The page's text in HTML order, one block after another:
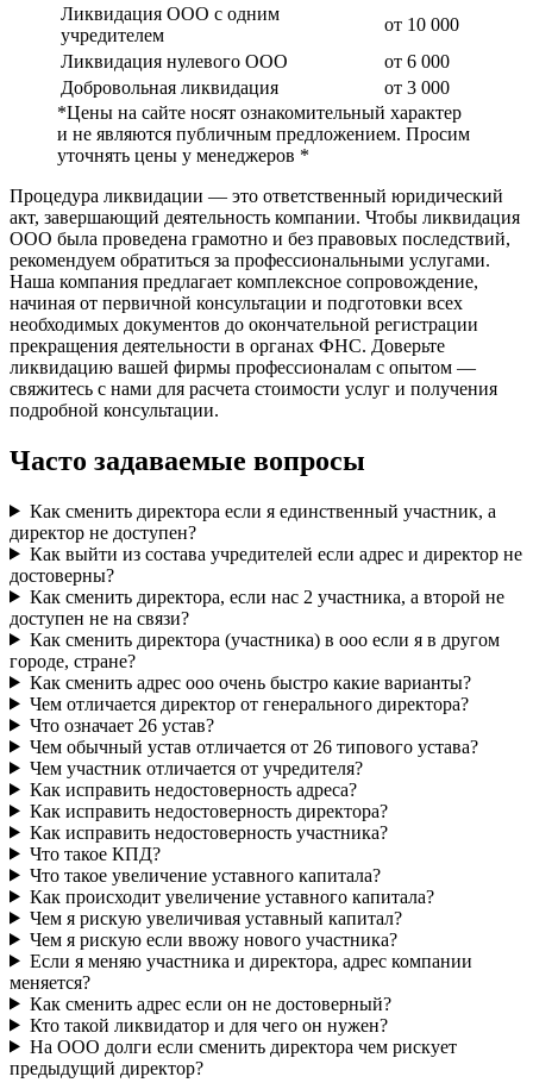
Ликвидация ООО с одним
учредителем
от 10 000
Ликвидация нулевого ООО
от 6 000
Добровольная ликвидация
от 3 000
*Цены на сайте носят ознакомительный характер
и не являются публичным предложением. Просим
уточнять цены у менеджеров *
Процедура ликвидации — это ответственный юридический
акт, завершающий деятельность компании. Чтобы ликвидация
ООО была проведена грамотно и без правовых последствий,
рекомендуем обратиться за профессиональными услугами.
Наша компания предлагает комплексное сопровождение,
начиная от первичной консультации и подготовки всех
необходимых документов до окончательной регистрации
прекращения деятельности в органах ФНС. Доверьте
ликвидацию вашей фирмы профессионалам с опытом —
свяжитесь с нами для расчета стоимости услуг и получения
подробной консультации.
Часто задаваемые вопросы
Как сменить директора если я единственный участник, а
директор не доступен?
Как выйти из состава учредителей если адрес и директор не
достоверны?
Как сменить директора, если нас 2 участника, а второй не
доступен не на связи?
Как сменить директора (участника) в ооо если я в другом
городе, стране?
Как сменить адрес ооо очень быстро какие варианты?
Чем отличается директор от генерального директора?
Что означает 26 устав?
Чем обычный устав отличается от 26 типового устава?
Чем участник отличается от учредителя?
Как исправить недостоверность адреса?
Как исправить недостоверность директора?
Как исправить недостоверность участника?
Что такое КПД?
Что такое увеличение уставного капитала?
Как происходит увеличение уставного капитала?
Чем я рискую увеличивая уставный капитал?
Чем я рискую если ввожу нового участника?
Если я меняю участника и директора, адрес компании
меняется?
Как сменить адрес если он не достоверный?
Кто такой ликвидатор и для чего он нужен?
На ООО долги если сменить директора чем рискует
предыдущий директор?